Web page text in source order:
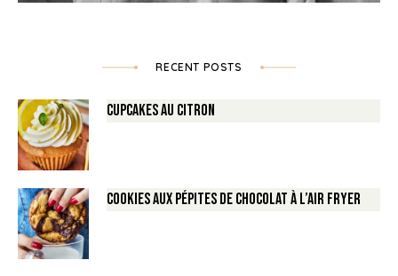
RECENT POSTS
Cupcakes au Citron
Cookies aux pépites de Chocolat à l’air fryer